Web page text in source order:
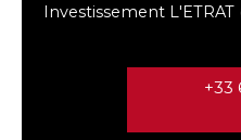
Investissement L'ETRAT
+33